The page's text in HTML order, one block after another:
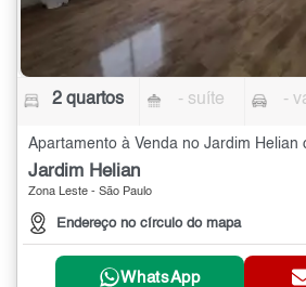
2 quartos - suíte -
Apartamento à Venda no Jardim Helian
Jardim Helian
Zona Leste - São Paulo
Endereço no círculo do mapa
WhatsApp